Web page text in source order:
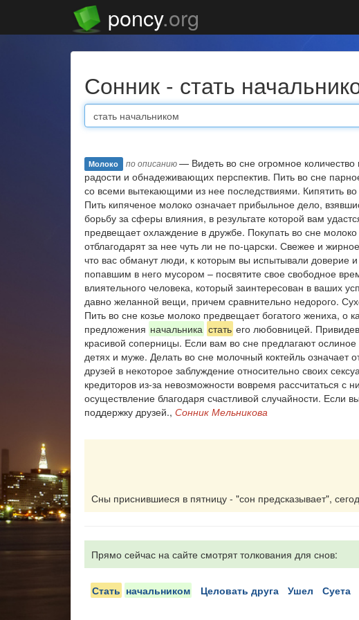
poncy.org
Сонник - стать
Молоко по описанию— Видеть во сне огромное
радости и обнадеживающих перспектив. Пить во сне
со всеми вытекающими из нее последствиями. Кипятить
Пить кипяченое молоко означает прибыльное дело,
борьбу за сферы влияния, в результате которой вам
предвещает охлаждение в дружбе. Покупать во сне
отблагодарят за нее чуть ли не по-царски. Свежее и
что вас обманут люди, к которым вы испытывали доверие
попавшим в него мусором – посвятите свое свободное
влиятельного человека, который заинтересован в ваших
давно желанной вещи, причем сравнительно недорого.
Пить во сне козье молоко предвещает богатого жениха, о
предложения начальника стать его любовницей.
красивой соперницы. Если вам во сне предлагают
детях и муже. Делать во сне молочный коктейль означает
друзей в некоторое заблуждение относительно своих
кредиторов из-за невозможности вовремя рассчитаться
осуществление благодаря счастливой случайности.
поддержку друзей., Сонник Мельникова
Сны приснившиеся в пятницу - "сон предсказывает",
Прямо сейчас на сайте смотрят толкования для снов:
стать начальником целовать друга ушел суета